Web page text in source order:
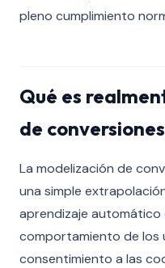
pleno cumplimiento
Qué es
de conversiones
La modelización de
una simple
aprendizaje automático
comportamiento de los
consentimiento a las